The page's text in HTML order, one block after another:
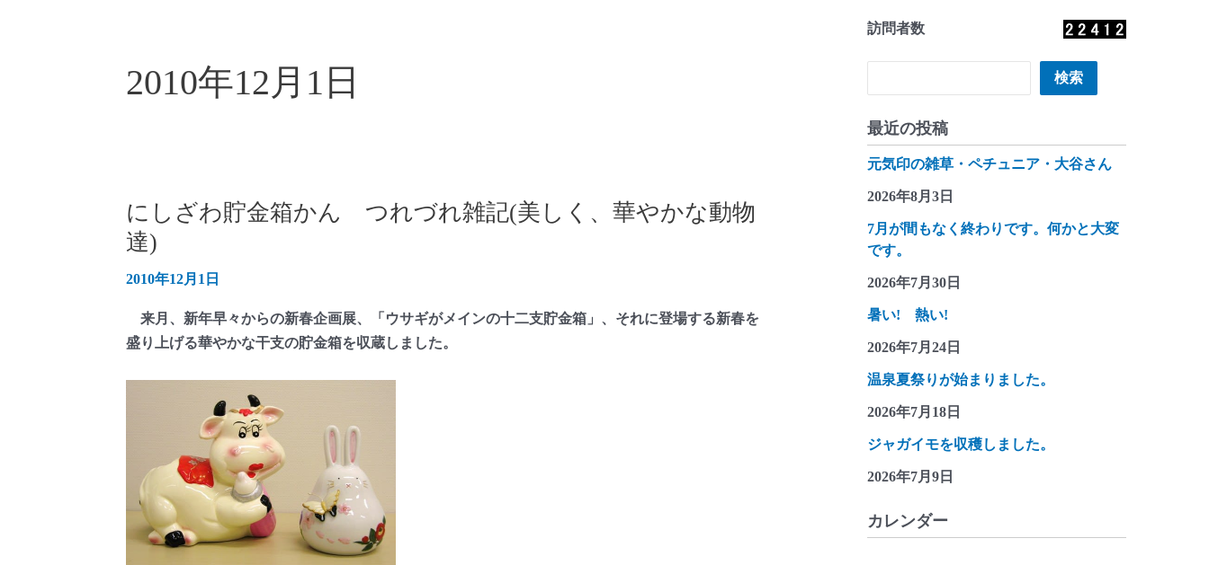
2010年12月1日
にしざわ貯金箱かん つれづれ雑記(美しく、華やかな動物
達)
2010年12月1日
来月、新年早々からの新春企画展、「ウサギがメインの十二支貯金箱」、それに登場する新春を
盛り上げる華やかな干支の貯金箱を収蔵しました。
訪問者数
検索
最近の投稿
元気印の雑草・ペチュニア・大谷さん
2026年8月3日
7月が間もなく終わりです。何かと大変
です。
2026年7月30日
暑い! 熱い!
2026年7月24日
温泉夏祭りが始まりました。
2026年7月18日
ジャガイモを収穫しました。
2026年7月9日
カレンダー